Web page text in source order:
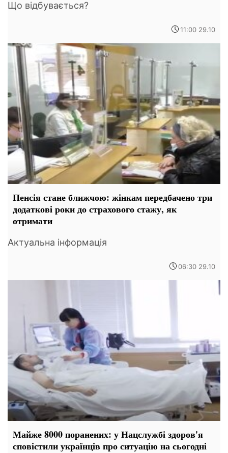
Що відбувається?
11:00 29.10
Пенсія стане ближчою: жінкам передбачено три
додаткові роки до страхового стажу, як
отримати
Актуальна інформація
06:30 29.10
Майже 8000 поранених: у Нацслужбі здоров'я
сповістили українців про ситуацію на сьогодні